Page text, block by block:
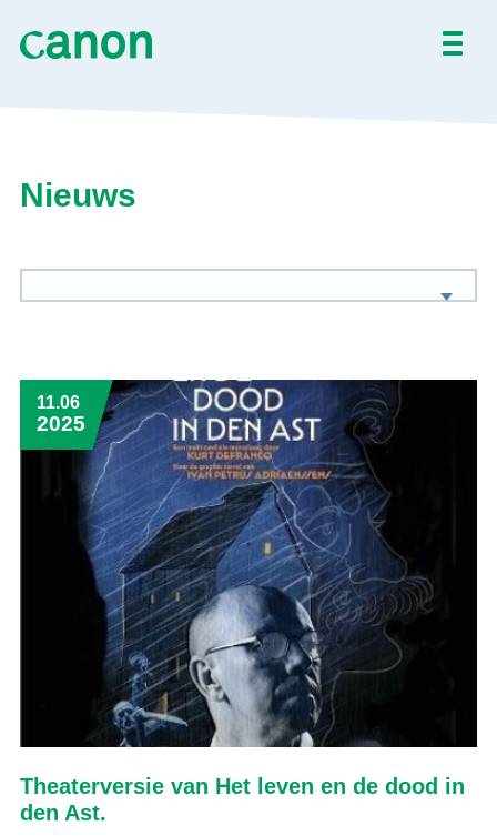
EN FR
Nieuws
11.06
2025
Theaterversie van Het leven en de dood in
den Ast.